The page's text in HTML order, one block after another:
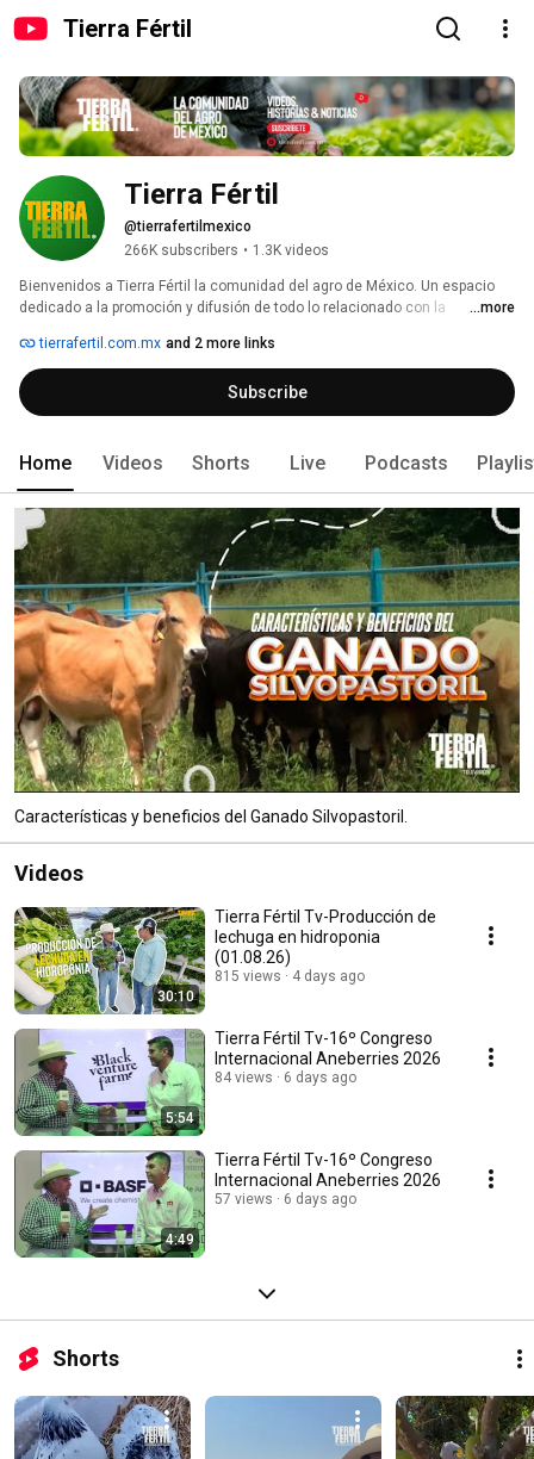
Tierra Fértil
Tierra Fértil
@tierrafertilmexico
266K subscribers • 1.3K videos
Bienvenidos a Tierra Fértil la comunidad del agro de México. Un espacio
dedicado a la promoción y difusión de todo lo relacionado con la
...more
tierrafertil.com.mx and 2 more links
Subscribe
Home Videos Shorts Live Podcasts
Características y beneficios del Ganado Silvopastoril.
Videos
30:10
Tierra Fértil Tv-Producción de
lechuga en hidroponia
(01.08.26)
815 views 4 days ago
5:54
Tierra Fértil Tv-16º Congreso
Internacional Aneberries 2026
84 views 6 days ago
4:49
Tierra Fértil Tv-16º Congreso
Internacional Aneberries 2026
57 views 6 days ago
Shorts